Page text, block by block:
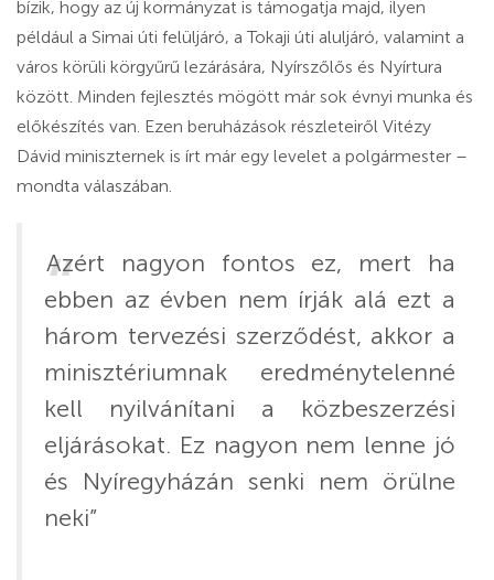
bízik, hogy az új kormányzat is támogatja majd, ilyen
például a Simai úti felüljáró, a Tokaji úti aluljáró, valamint a
város körüli körgyűrű lezárására, Nyírszőlős és Nyírtura
között. Minden fejlesztés mögött már sok évnyi munka és
előkészítés van. Ezen beruházások részleteiről Vitézy
Dávid miniszternek is írt már egy levelet a polgármester –
mondta válaszában.
Azért nagyon fontos ez, mert ha
ebben az évben nem írják alá ezt a
három tervezési szerződést, akkor a
minisztériumnak eredménytelenné
kell nyilvánítani a közbeszerzési
eljárásokat. Ez nagyon nem lenne jó
és Nyíregyházán senki nem örülne
neki”